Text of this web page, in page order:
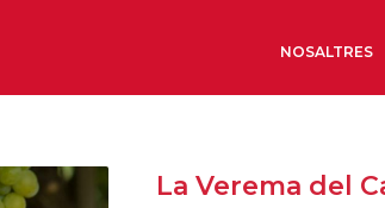
NOSALTRES
La Verema del